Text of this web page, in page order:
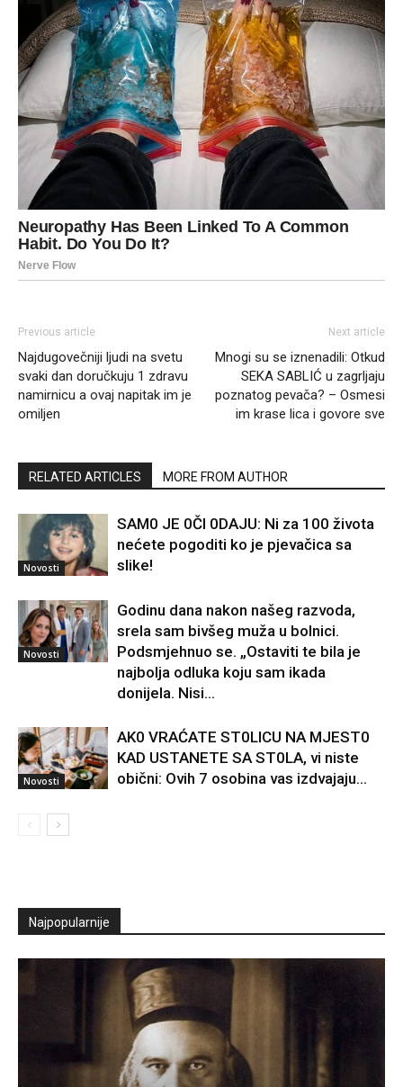
Previous article
Najdugovečniji ljudi na svetu
svaki dan doručkuju 1 zdravu
namirnicu a ovaj napitak im je
omiljen
Next article
Mnogi su se iznenadili: Otkud
SEKA SABLIĆ u zagrljaju
poznatog pevača? – Osmesi
im krase lica i govore sve
RELATED ARTICLES MORE FROM AUTHOR
Novosti
SAM0 JE 0Čl 0DAJU: Ni za 100 života
nećete pogoditi ko je pjevačica sa
slike!
Novosti
Godinu dana nakon našeg razvoda,
srela sam bivšeg muža u bolnici.
Podsmjehnuo se. „Ostaviti te bila je
najbolja odluka koju sam ikada
donijela. Nisi...
Novosti
AK0 VRAĆATE ST0LlCU NA MJEST0
KAD USTANETE SA ST0LA, vi niste
obični: Ovih 7 osobina vas izdvajaju…
Najpopularnije